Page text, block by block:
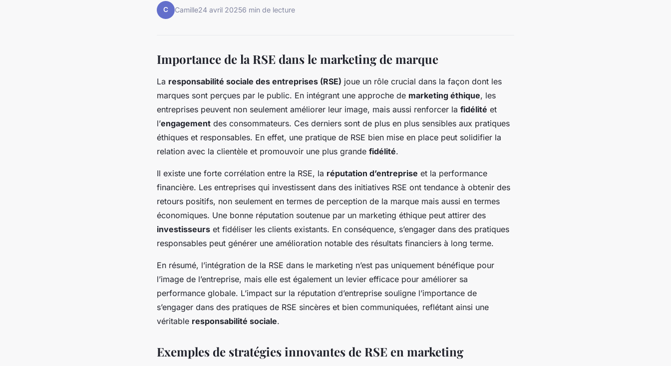
C Camille24 avril 20256 min de lecture
Importance de la RSE dans le marketing de marque
La responsabilité sociale des entreprises (RSE) joue un rôle crucial dans la façon dont les
marques sont perçues par le public. En intégrant une approche de marketing éthique, les
entreprises peuvent non seulement améliorer leur image, mais aussi renforcer la fidélité et
l’engagement des consommateurs. Ces derniers sont de plus en plus sensibles aux pratiques
éthiques et responsables. En effet, une pratique de RSE bien mise en place peut solidifier la
relation avec la clientèle et promouvoir une plus grande fidélité.
Il existe une forte corrélation entre la RSE, la réputation d’entreprise et la performance
financière. Les entreprises qui investissent dans des initiatives RSE ont tendance à obtenir des
retours positifs, non seulement en termes de perception de la marque mais aussi en termes
économiques. Une bonne réputation soutenue par un marketing éthique peut attirer des
investisseurs et fidéliser les clients existants. En conséquence, s’engager dans des pratiques
responsables peut générer une amélioration notable des résultats financiers à long terme.
En résumé, l’intégration de la RSE dans le marketing n’est pas uniquement bénéfique pour
l’image de l’entreprise, mais elle est également un levier efficace pour améliorer sa
performance globale. L’impact sur la réputation d’entreprise souligne l’importance de
s’engager dans des pratiques de RSE sincères et bien communiquées, reflétant ainsi une
véritable responsabilité sociale.
Exemples de stratégies innovantes de RSE en marketing